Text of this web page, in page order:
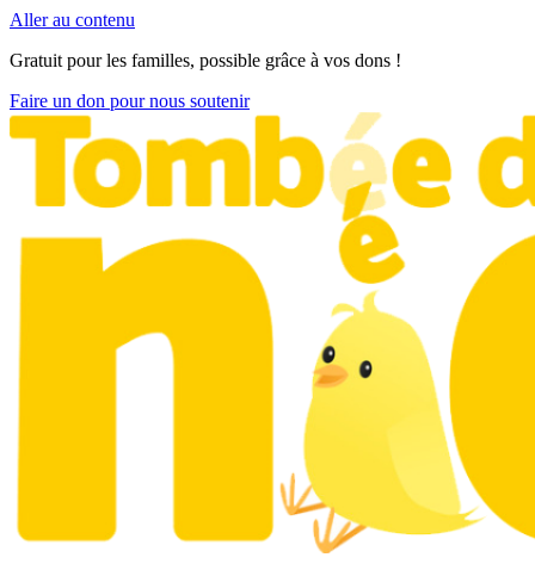
Aller au contenu
Gratuit pour les familles, possible grâce à vos dons !
Faire un don pour nous soutenir